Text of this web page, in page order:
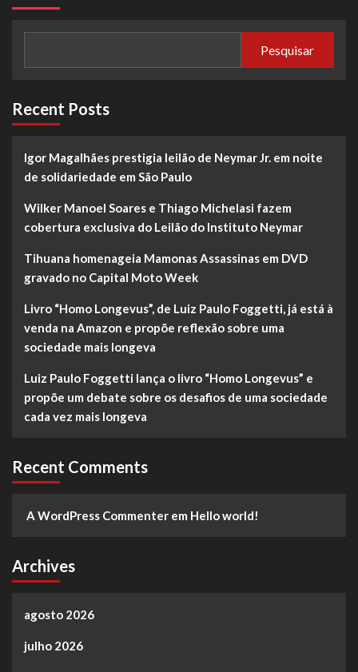
Pesquisar
Recent Posts
Igor Magalhães prestigia leilão de Neymar Jr. em noite
de solidariedade em São Paulo
Wilker Manoel Soares e Thiago Michelasi fazem
cobertura exclusiva do Leilão do Instituto Neymar
Tihuana homenageia Mamonas Assassinas em DVD
gravado no Capital Moto Week
Livro “Homo Longevus”, de Luiz Paulo Foggetti, já está à
venda na Amazon e propõe reflexão sobre uma
sociedade mais longeva
Luiz Paulo Foggetti lança o livro “Homo Longevus” e
propõe um debate sobre os desafios de uma sociedade
cada vez mais longeva
Recent Comments
A WordPress Commenter em Hello world!
Archives
agosto 2026
julho 2026